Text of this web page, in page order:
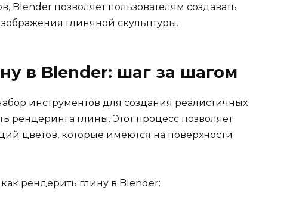
Blender позволяет пользователям создавать
глиняной скульптуры.
в Blender: шаг за шагом
инструментов для создания реалистичных
рендеринга глины. Этот процесс позволяет
цветов, которые имеются на поверхности
рендерить глину в Blender: